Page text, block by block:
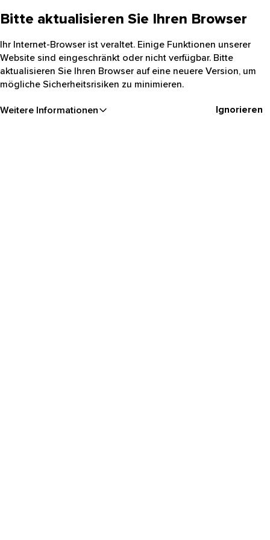
Bitte aktualisieren Sie Ihren Browser
Ihr Internet-Browser ist veraltet. Einige Funktionen unserer
Website sind eingeschränkt oder nicht verfügbar. Bitte
aktualisieren Sie Ihren Browser auf eine neuere Version, um
mögliche Sicherheitsrisiken zu minimieren.
Weitere Informationen Ignorieren